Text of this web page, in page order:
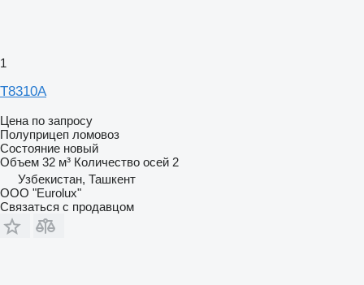
1
T8310A
Цена по запросу
Полуприцеп ломовоз
Состояние новый
Объем 32 м³ Количество осей 2
Узбекистан, Ташкент
ООО "Eurolux"
Связаться с продавцом